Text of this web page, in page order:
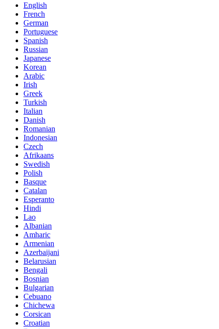
English
French
German
Portuguese
Spanish
Russian
Japanese
Korean
Arabic
Irish
Greek
Turkish
Italian
Danish
Romanian
Indonesian
Czech
Afrikaans
Swedish
Polish
Basque
Catalan
Esperanto
Hindi
Lao
Albanian
Amharic
Armenian
Azerbaijani
Belarusian
Bengali
Bosnian
Bulgarian
Cebuano
Chichewa
Corsican
Croatian